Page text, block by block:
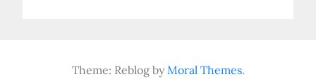
Theme: Reblog by Moral Themes.